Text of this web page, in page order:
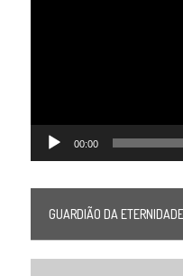
00:00
GUARDIÃO DA ETERNIDADE